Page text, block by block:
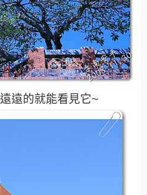
遠的就能看見它~